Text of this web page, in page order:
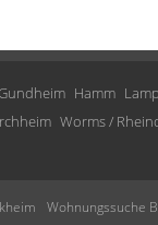
Gundheim Hamm
Worms /
Wohnungssuche